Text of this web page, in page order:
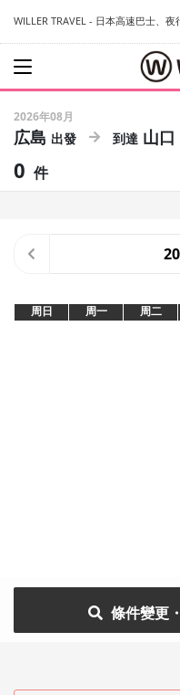
WILLER TRAVEL - 日本高速巴士、
2026年08月
広島 山口
0 件
周日 周一 周二
條件變更